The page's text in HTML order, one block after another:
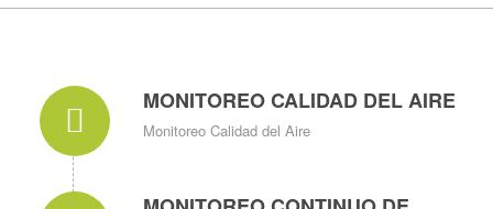
MONITOREO CALIDAD DEL AIRE
Monitoreo Calidad del Aire